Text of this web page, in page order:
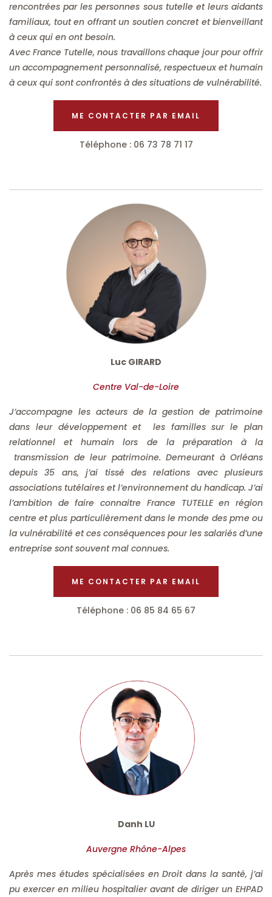
rencontrées par les personnes sous tutelle et leurs aidants
familiaux, tout en offrant un soutien concret et bienveillant
à ceux qui en ont besoin.
Avec France Tutelle, nous travaillons chaque jour pour offrir
un accompagnement personnalisé, respectueux et humain
à ceux qui sont confrontés à des situations de vulnérabilité.
ME CONTACTER PAR EMAIL
Téléphone : 06 73 78 71 17
Luc GIRARD
Centre Val-de-Loire
J’accompagne les acteurs de la gestion de patrimoine
dans leur développement et les familles sur le plan
relationnel et humain lors de la préparation à la
transmission de leur patrimoine. Demeurant à Orléans
depuis 35 ans, j’ai tissé des relations avec plusieurs
associations tutélaires et l’environnement du handicap. J’ai
l’ambition de faire connaitre France TUTELLE en région
centre et plus particulièrement dans le monde des pme ou
la vulnérabilité et ces conséquences pour les salariés d’une
entreprise sont souvent mal connues.
ME CONTACTER PAR EMAIL
Téléphone : 06 85 84 65 67
Danh LU
Auvergne Rhône-Alpes
Après mes études spécialisées en Droit dans la santé, j’ai
pu exercer en milieu hospitalier avant de diriger un EHPAD